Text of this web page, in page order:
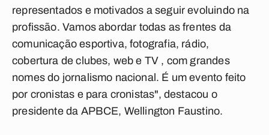
representados e motivados a seguir evoluindo na
profissão. Vamos abordar todas as frentes da
comunicação esportiva, fotografia, rádio,
cobertura de clubes, web e TV , com grandes
nomes do jornalismo nacional. É um evento feito
por cronistas e para cronistas", destacou o
presidente da APBCE, Wellington Faustino.